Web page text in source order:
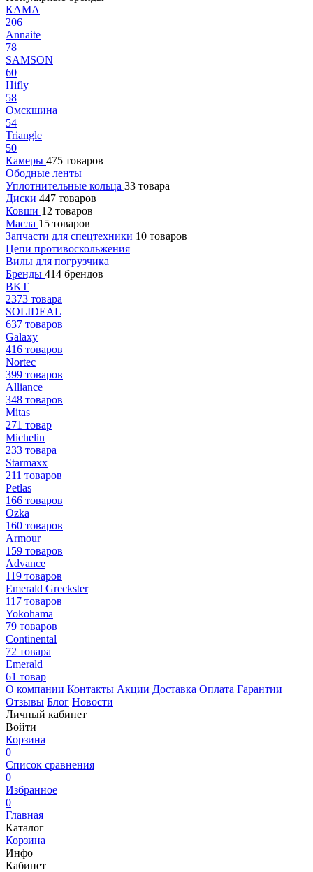
КАМА
206
Annaite
78
SAMSON
60
Hifly
58
Омскшина
54
Triangle
50
Камеры 475 товаров
Ободные ленты
Уплотнительные кольца 33 товара
Диски 447 товаров
Ковши 12 товаров
Масла 15 товаров
Запчасти для спецтехники 10 товаров
Цепи противоскольжения
Вилы для погрузчика
Бренды 414 брендов
BKT
2373 товара
SOLIDEAL
637 товаров
Galaxy
416 товаров
Nortec
399 товаров
Alliance
348 товаров
Mitas
271 товар
Michelin
233 товара
Starmaxx
211 товаров
Petlas
166 товаров
Ozka
160 товаров
Armour
159 товаров
Advance
119 товаров
Emerald Greckster
117 товаров
Yokohama
79 товаров
Continental
72 товара
Emerald
61 товар
О компании Контакты Акции Доставка Оплата Гарантии
Отзывы Блог Новости
Личный кабинет
Войти
Корзина
0
Список сравнения
0
Избранное
0
Главная
Каталог
Корзина
Инфо
Кабинет